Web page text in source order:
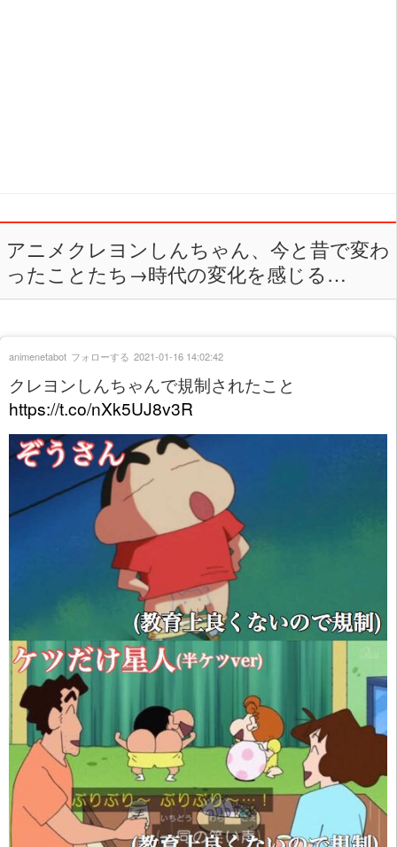
アニメクレヨンしんちゃん、今と昔で変わ
ったことたち→時代の変化を感じる…
クレヨンしんちゃんで規制されたこと
https://t.co/nXk5UJ8v3R
animenetabot フォローする 2021-01-16 14:02:42